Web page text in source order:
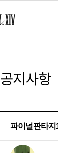
공지사항
파이널판타지